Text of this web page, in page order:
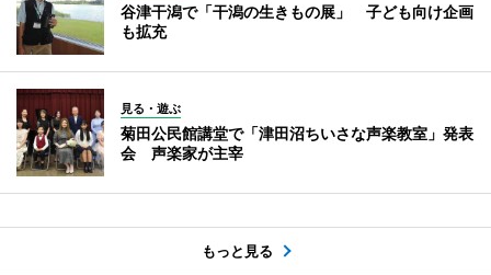
谷津干潟で「干潟の生きもの展」 子ども向け企画
も拡充
見る・遊ぶ
菊田公民館講堂で「津田沼ちいさな声楽教室」発表
会 声楽家が主宰
もっと見る